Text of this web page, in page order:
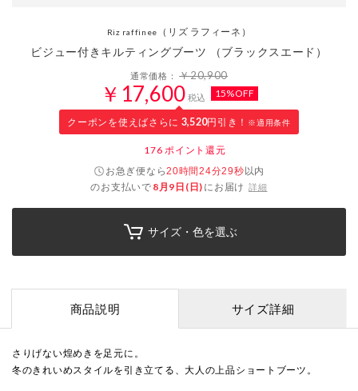
Riz raffinee （リズ ラフィーネ）
ビジュー付きキルティングブーツ （ブラックスエード）
通常価格：￥20,900
￥17,600 税込 15%OFF
クーポンを使えばさらに 3,520円引き！ ※適用条件
176 ポイント還元
お急ぎ便なら20時間24分28秒以内
のお支払いで 8月9日(日) にお届け 詳細
サイズ・色を選ぶ
商品説明 サイズ詳細
さりげない煌めきを足元に。
冬のきれいめスタイルを引き立てる、大人の上品ショートブーツ。